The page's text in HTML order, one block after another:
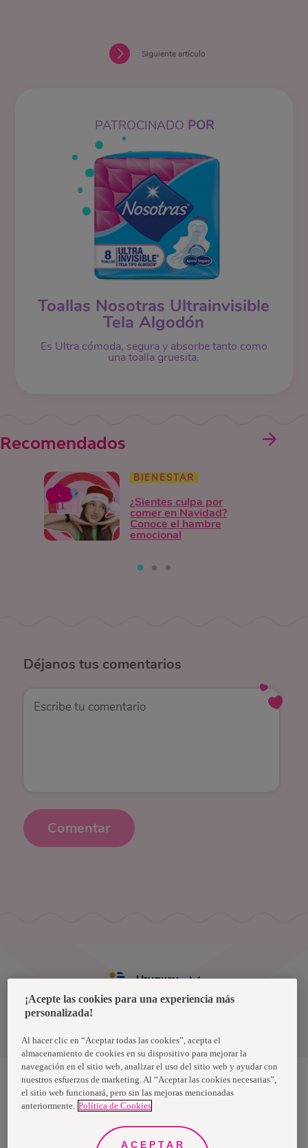
Siguiente artículo
PATROCINADO POR
Toallas Nosotras Ultrainvisible
Tela Algodón
Es Ultra cómoda, segura y absorbe tanto como
una toalla gruesita.
Recomendados
BIENESTAR
¿Sientes culpa por
comer en Navidad?
Conoce el hambre
emocional
Déjanos tus comentarios
Comentar
Política de privacidad de datos
Uruguay
Nosotras, una marca de Essity - una compañía global líder en
higiene y salud. Cada día, mil millones de personas, en todo el
propósito es romper barreras por el bienestar en beneficio de
consumidores, pacientes, cuidadores, clientes y la sociedad en
¡Acepte las cookies para una experiencia más
personalizada!
Al hacer clic en “Aceptar todas las cookies”, acepta el
almacenamiento de cookies en su dispositivo para mejorar la
navegación en el sitio web, analizar el uso del sitio web y ayudar con
nuestros esfuerzos de marketing. Al “Aceptar las cookies necesarias”,
el sitio web funcionará, pero sin las mejoras mencionadas
anteriormente. Política de Cookies
ACEPTAR